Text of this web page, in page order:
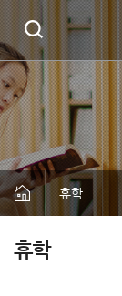
휴학
휴학